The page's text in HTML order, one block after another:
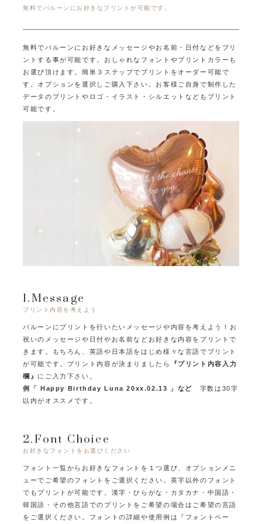
無料でバルーンにお好きなプリントが可能です。
無料でバルーンにお好きなメッセージやお名前・日付などをプリ
ントする事が可能です。 おしゃれなフォントやプリントカラーも
お選び頂けます。簡単３ステップでプリントをオーダー可能で
す。オプションを選択しご購入下さい。 お客様ご自身で制作した
データのプリントやロゴ・イラスト・シルエットなどもプリント
可能です。
1.Message
プリント内容を考えよう
バルーンにプリントを行いたいメッセージや内容を考えよう！
お
祝いのメッセージや日付やお名前などお好きな内容をプリントで
きます。
もちろん、英語や日本語をはじめ様々な言語でプリント
が可能です。 プリント内容が決まりましたら
『プリント内容入力
欄』 にご入力下さい。
例「 Happy Birthday Luna 20xx.02.13 」など 字数は30字
以内がオススメです。
2.Font Choice
お好きなフォントをお選びください
フォント一覧からお好きなフォントを１つ選び、オプションメニ
ューでご希望のフォントをご選択ください。 英字以外のフォント
でもプリントが可能です。 漢字・ひらがな・カタカナ・中国語・
韓国語・その他言語でのプリントをご希望の場合はご希望の言語
をご選択ください。
フォントの詳細や使用例は『フォントペー